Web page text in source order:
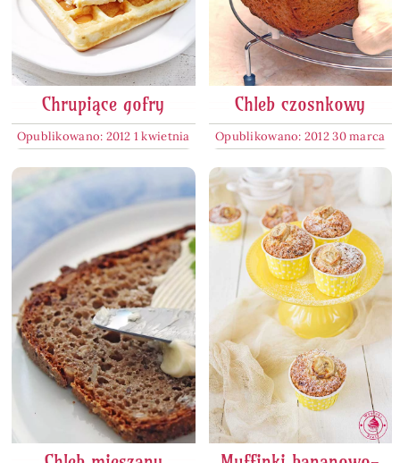
Chrupiące gofry
Opublikowano: 2012 1 kwietnia
Chleb czosnkowy
Opublikowano: 2012 30 marca